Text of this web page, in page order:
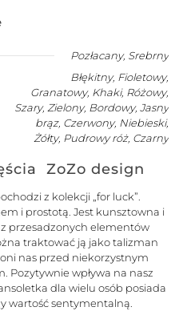
Pozłacany, Srebrny
Błękitny, Fioletowy,
Granatowy, Khaki, Różowy,
Szary, Zielony, Bordowy, Jasny
brąz, Czerwony, Niebieski,
Żółty, Pudrowy róż, Czarny
ZoZo design
z kolekcji „for luck”.
i prostotą. Jest kunsztowna i
przesadzonych elementów
traktować ją jako talizman
nas przed niekorzystnym
Pozytywnie wpływa na nasz
dla wielu osób posiada
wartość sentymentalną.